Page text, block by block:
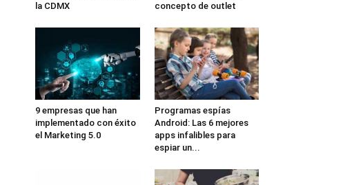
la CDMX
concepto de outlet
9 empresas que han
implementado con éxito
el Marketing 5.0
Programas espías
Android: Las 6 mejores
apps infalibles para
espiar un...